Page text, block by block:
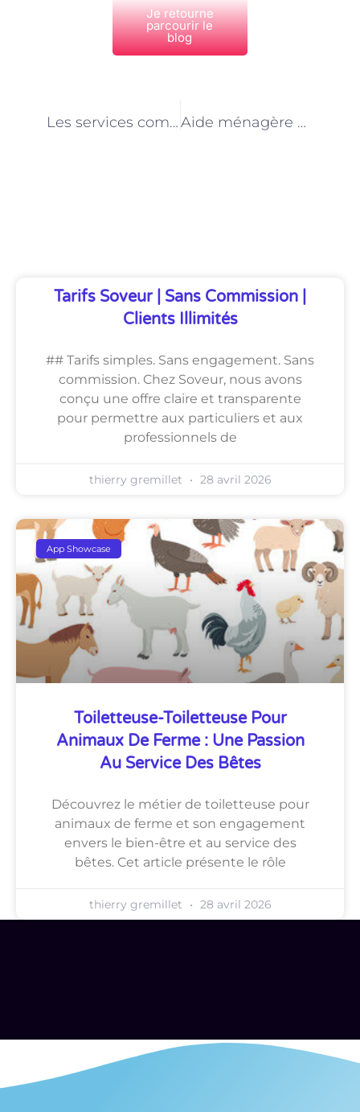
Je retourne
parcourir le
blog
Les services complémentaires proposés par les aides ménagères à Paris Aide ménagère à Paris : l’importance de l’organisation et de la planification
Tarifs Soveur | Sans Commission |
Clients Illimités
## Tarifs simples. Sans engagement. Sans
commission. Chez Soveur, nous avons
conçu une offre claire et transparente
pour permettre aux particuliers et aux
professionnels de
thierry gremillet 28 avril 2026
App Showcase
Toiletteuse-Toiletteuse Pour
Animaux De Ferme : Une Passion
Au Service Des Bêtes
Découvrez le métier de toiletteuse pour
animaux de ferme et son engagement
envers le bien-être et au service des
bêtes. Cet article présente le rôle
thierry gremillet 28 avril 2026